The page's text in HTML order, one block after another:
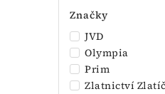
Značky
JVD
Olympia
Prim
Zlatnictví